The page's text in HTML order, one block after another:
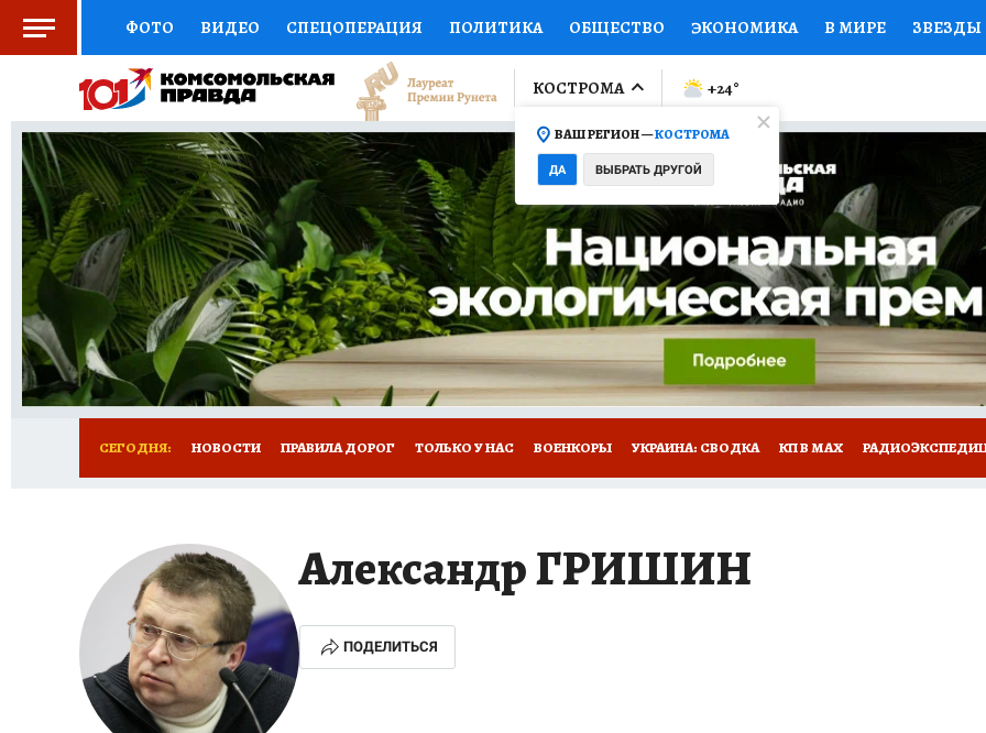
ФОТО ВИДЕО СПЕЦОПЕРАЦИЯ ПОЛИТИКА ОБЩЕСТВО ЭКОНОМИКА В МИРЕ ЗВЕЗДЫ
СОЦПОДДЕРЖКА НАУКА СПОРТ КОЛУМНИСТЫ ПРОИСШЕСТВИЯ НАЦИОНАЛЬНЫЕ
ВЫБОР ЭКСПЕРТОВ ДОКТОР ФИНАНСЫ ОТКРЫВАЕМ МИР Я ЗНАЮ СЕМЬЯ ЖЕНСКИЕ
КНИЖНАЯ ПОЛКА ПРОГНОЗЫ НА СПОРТ ПРОМОКОДЫ СЕРИАЛЫ СПЕЦПРОЕКТЫ
ПРЕСС-ЦЕНТР НЕДВИЖИМОСТЬ ТЕЛЕВИЗОР КОЛЛЕКЦИИ КОНКУРСЫ РАБОТА У НАС
РАДИО КП РЕКЛАМА ТЕСТЫ НОВОЕ НА САЙТЕ
КОСТРОМА
ВАШ РЕГИОН —КОСТРОМА
ДА ВЫБРАТЬ ДРУГОЙ
+24°
СЕГОДНЯ: НОВОСТИ ПРАВИЛА ДОРОГ ТОЛЬКО У НАС ВОЕНКОРЫ УКРАИНА: СВОДКА КП В МАХ
СЕМЬЯ В ПОГОНАХ ИСПЫТАНО НА СЕБЕ
Александр ГРИШИН
ПОДЕЛИТЬСЯ